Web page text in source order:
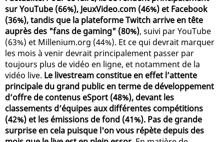
sur YouTube (66%), JeuxVideo.com (46%) et Facebook
(36%), tandis que la plateforme Twitch arrive en tête
auprès des "fans de gaming" (80%), suivi par YouTube
(63%) et Millenium.org (44%). Et ce qui devrait marquer
les mois à venir devrait principalement passer par
toujours plus de vidéo en ligne, et notamment de la
vidéo live. Le livestream constitue en effet l’attente
principale du grand public en terme de développement
d’offre de contenus eSport (48%), devant les
classements d’équipes aux différentes compétitions
(42%) et les émissions de fond (41%). Pas de grande
surprise en cela puisque l'on vous répète depuis des